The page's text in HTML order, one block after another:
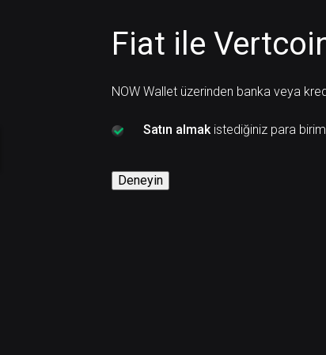
Fiat ile
NOW Wallet üzerinden banka veya
Satın almakistediğiniz para
Deneyin